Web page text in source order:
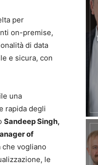
per
on-premise,
di data
e sicura, con
una
rapida degli
Sandeep Singh,
of
che vogliano
le